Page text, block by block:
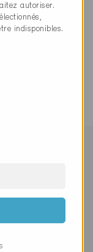
autoriser.
indisponibles.